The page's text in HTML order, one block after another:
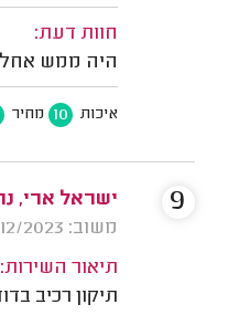
חוות דעת:
היה ממש
איכות 10 מחיר
ישראל ארי,
משוב: 25/12/2023
תיאור השירות:
תיקון רכיב
9